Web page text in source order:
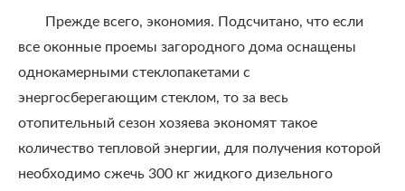
Прежде всего, экономия. Подсчитано, что если
все оконные проемы загородного дома оснащены
однокамерными стеклопакетами с
энергосберегающим стеклом, то за весь
отопительный сезон хозяева экономят такое
количество тепловой энергии, для получения которой
необходимо сжечь 300 кг жидкого дизельного